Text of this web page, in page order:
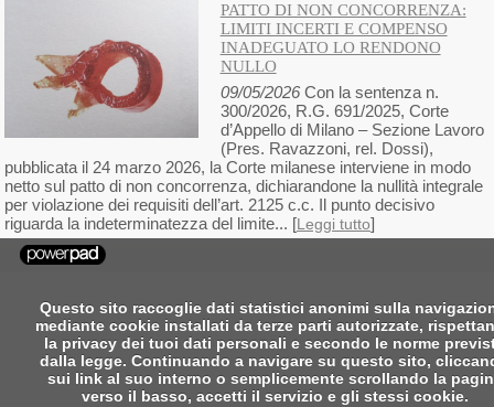
PATTO DI NON CONCORRENZA:
LIMITI INCERTI E COMPENSO
INADEGUATO LO RENDONO
NULLO
09/05/2026Con la sentenza n.
300/2026, R.G. 691/2025, Corte
d’Appello di Milano – Sezione Lavoro
(Pres. Ravazzoni, rel. Dossi),
pubblicata il 24 marzo 2026, la Corte milanese interviene in modo
netto sul patto di non concorrenza, dichiarandone la nullità integrale
per violazione dei requisiti dell’art. 2125 c.c. Il punto decisivo
riguarda la indeterminatezza del limite... [Leggi tutto]
Questo sito raccoglie dati statistici anonimi sulla
mediante cookie installati da terze parti autorizzate,
la privacy dei tuoi dati personali e secondo le norme
dalla legge. Continuando a navigare su questo sito,
sui link al suo interno o semplicemente scrollando la
verso il basso, accetti il servizio e gli stessi cookie.